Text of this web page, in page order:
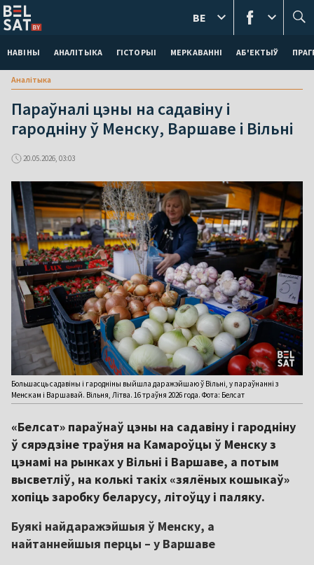
НАВІНЫ АНАЛІТЫКА ГІСТОРЫІ МЕРКАВАННI АБ'ЕКТЫЎ
BE
Аналітыка
Параўналі цэны на садавіну і
гародніну ў Менску, Варшаве і Вільні
20.05.2026, 03:03
Большасць садавіны і гародніны выйшла даражэйшаю ў Вільні, у параўнанні з
Менскам і Варшавай. Вільня, Літва. 16 траўня 2026 года. Фота: Белсат
«Белсат» параўнаў цэны на садавіну і гародніну
ў сярэдзіне траўня на Камароўцы ў Менску з
цэнамі на рынках у Вільні і Варшаве, а потым
высветліў, на колькі такіх «зялёных кошыкаў»
хопіць заробку беларусу, літоўцу і паляку.
Буякі найдаражэйшыя ў Менску, а
найтаннейшыя перцы – у Варшаве